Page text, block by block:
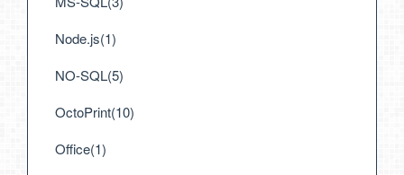
Node.js(1)
NO-SQL(5)
OctoPrint(10)
Office(1)